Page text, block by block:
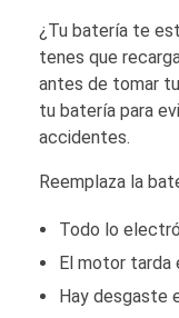
¿Tu batería te
tenes que
antes de tomar
tu batería para
accidentes.
Reemplaza la
Todo lo
El motor tarda
Hay desgaste